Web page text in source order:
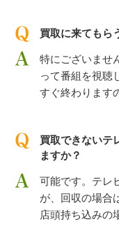
買取に来てもら
特にございませ
って番組を視聴
すぐ終わります
買取できないテ
ますか？
可能です。テレ
が、回収の場合
店頭持ち込みの